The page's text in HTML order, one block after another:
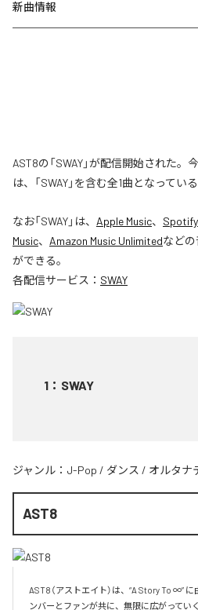
新曲情報
AST8の「SWAY」が配信開始された
は、「SWAY」を含む全1曲となっている
なお「SWAY」は、 Apple Music、 Spotify
Music、 Amazon Music Unlimitedなど
ができる。
各配信サービス： SWAY
1 ： SWAY
ジャンル： J-Pop / ダンス / オルタナ
AST8
AST8（アストエイト）は、“A Story To ∞”
ンバーとファンが共に、無限に広がってい